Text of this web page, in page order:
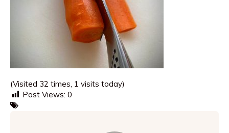
(Visited 32 times, 1 visits today)
Post Views: 0